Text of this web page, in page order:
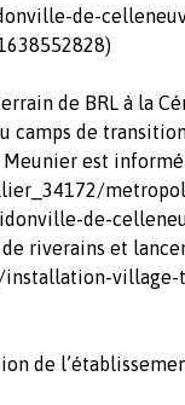
de-
de BRL à la
camps de
est
de-
riverains et
de